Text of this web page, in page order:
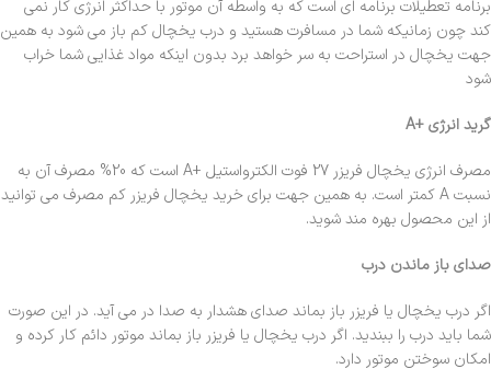
برنامه تعطیلات برنامه ای است که به واسطه آن موتور با حداکثر انرژی کار نمی
کند چون زمانیکه شما در مسافرت هستید و درب یخچال کم باز می شود به همین
جهت یخچال در استراحت به سر خواهد برد بدون اینکه مواد غذایی شما خراب
شود
گرید انرژی +A
مصرف انرژی یخچال فریزر 27 فوت الکترواستیل +A است که 20% مصرف آن به
نسبت A کمتر است. به همین جهت برای خرید یخچال فریزر کم مصرف می توانید
از این محصول بهره مند شوید.
صدای باز ماندن درب
اگر درب یخچال یا فریزر باز بماند صدای هشدار به صدا در می آید. در این صورت
شما باید درب را ببندید. اگر درب یخچال یا فریزر باز بماند موتور دائم کار کرده و
امکان سوختن موتور دارد.